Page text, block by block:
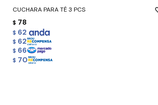
CUCHARA PARA TÉ 3 PCS
$ 78
$ 62
$ 62
$ 66
$ 70